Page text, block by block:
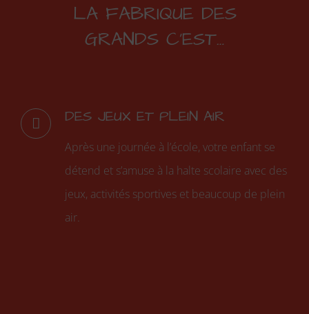
LA FABRIQUE DES
GRANDS C’EST…
DES JEUX ET PLEIN AIR
Après une journée à l’école, votre enfant se
détend et s’amuse à la halte scolaire avec des
jeux, activités sportives et beaucoup de plein
air.